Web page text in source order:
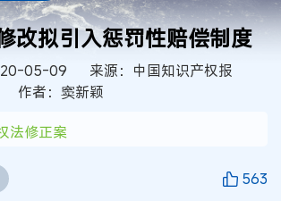
改拟引入惩罚性赔偿制度
05-09
来源：中国知识产权报
作者：窦新颖
法修正案
563